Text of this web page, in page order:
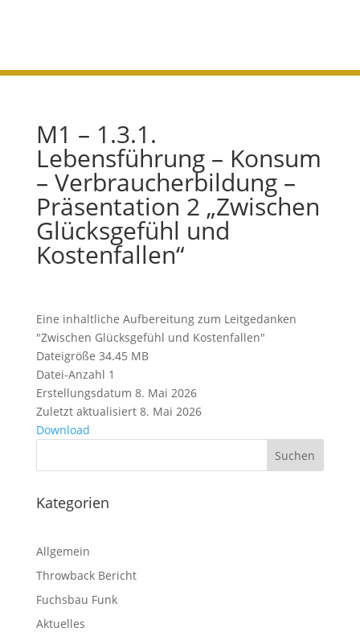
M1 – 1.3.1.
Lebensführung – Konsum
– Verbraucherbildung –
Präsentation 2 „Zwischen
Glücksgefühl und
Kostenfallen“
Eine inhaltliche Aufbereitung zum Leitgedanken
"Zwischen Glücksgefühl und Kostenfallen"
Dateigröße 34.45 MB
Datei-Anzahl 1
Erstellungsdatum 8. Mai 2026
Zuletzt aktualisiert 8. Mai 2026
Download
Kategorien
Allgemein
Throwback Bericht
Fuchsbau Funk
Aktuelles